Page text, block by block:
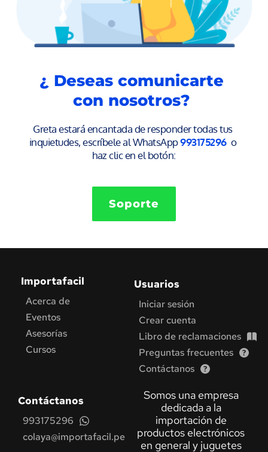
¿ Deseas comunicarte
con nosotros?
Greta estará encantada de responder todas tus
inquietudes, escríbele al WhatsApp993175296 o
haz clic en el botón:
Soporte
Importafacil
Acerca de
Eventos
Asesorías
Cursos
Usuarios
Iniciar sesión
Crear cuenta
Libro de reclamaciones
Preguntas frecuentes
Contáctanos
Contáctanos
993175296
colaya@importafacil.pe
Somos una empresa
dedicada a la
importación de
productos electrónicos
en general y juguetes